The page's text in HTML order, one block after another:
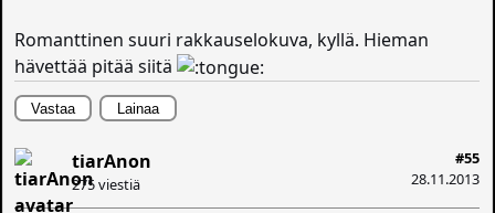
Romanttinen suuri rakkauselokuva, kyllä. Hieman
hävettää pitää siitä
Vastaa Lainaa
#55
28.11.2013
tiarAnon
275 viestiä